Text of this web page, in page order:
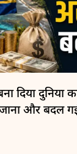
दिया दुनिया
और बदल